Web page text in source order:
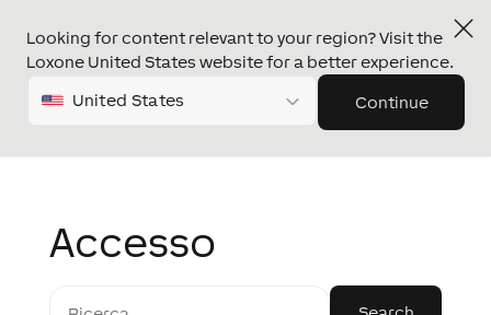
Looking for content relevant to your region? Visit the
Loxone United States website for a better experience.
United States Continue
Accesso